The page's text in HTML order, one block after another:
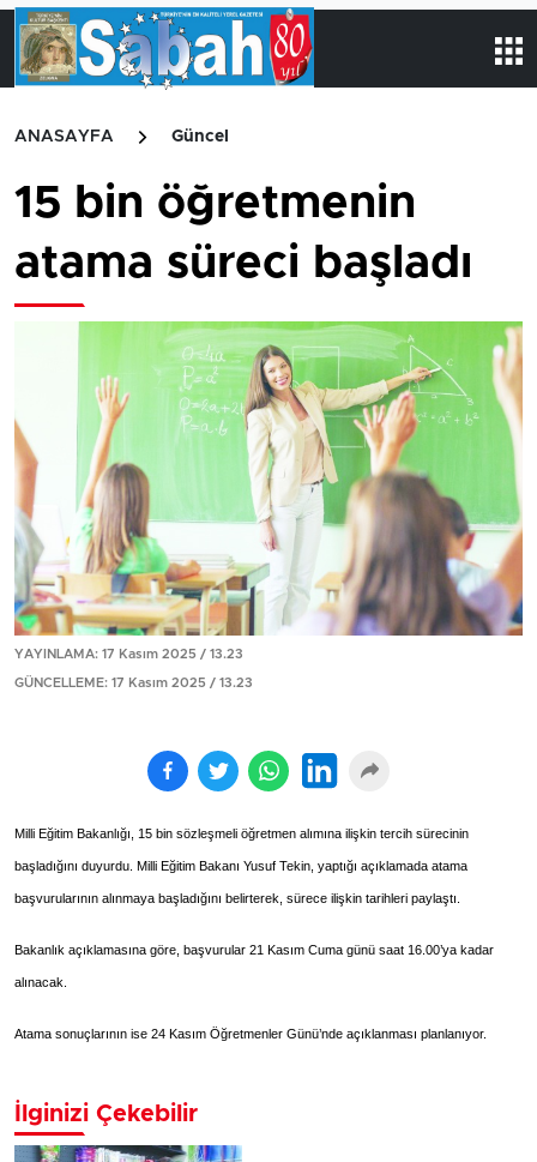
ANASAYFA Güncel
15 bin öğretmenin
atama süreci başladı
YAYINLAMA: 17 Kasım 2025 / 13.23
GÜNCELLEME: 17 Kasım 2025 / 13.23
Milli Eğitim Bakanlığı, 15 bin sözleşmeli öğretmen alımına ilişkin tercih sürecinin
başladığını duyurdu. Milli Eğitim Bakanı Yusuf Tekin, yaptığı açıklamada atama
başvurularının alınmaya başladığını belirterek, sürece ilişkin tarihleri paylaştı.
Bakanlık açıklamasına göre, başvurular 21 Kasım Cuma günü saat 16.00’ya kadar
alınacak.
Atama sonuçlarının ise 24 Kasım Öğretmenler Günü’nde açıklanması planlanıyor.
İlginizi Çekebilir